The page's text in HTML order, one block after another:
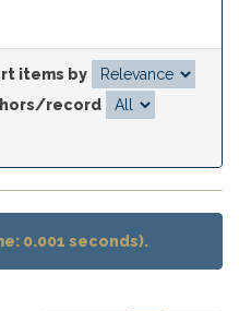
items by
record
0.001 seconds).